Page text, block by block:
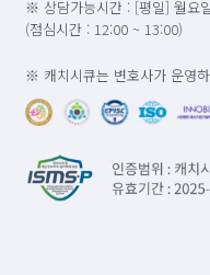
※ 상담가능시간 : [평일] 월요
(점심시간 : 12:00 ~ 13:00)
※ 캐치시큐는 변호사가 운영